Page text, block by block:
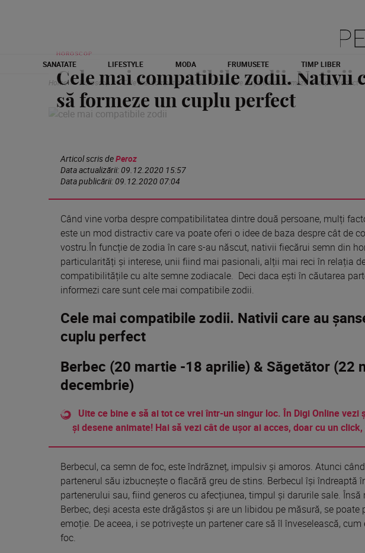
SANATATE LIFESTYLE MODA FRUMUSETE TIMP LIBER
Home
Horoscop Cele mai compatibile zodii. Nativii care au șanse să formeze un cuplu perfect
HOROSCOP
Cele mai compatibile zodii. Nativii
să formeze un cuplu perfect
Articol scris dePeroz
Data actualizării:09.12.2020 15:57
Data publicării:09.12.2020 07:04
Când vine vorba despre compatibilitatea dintre două persoane, mulți
este un mod distractiv care va poate oferi o idee de baza despre cât de
vostru.În funcție de zodia în care s-au născut, nativii fiecărui semn din
particularități și interese, unii fiind mai pasionali, alții mai reci în relația
compatibilitățile cu alte semne zodiacale. Deci daca ești în căutarea
informezi care suntcele mai compatibile zodii.
Cele mai compatibile zodii. Nativii care au
cuplu perfect
Berbec (20 martie -18 aprilie) & Săgetător (22
decembrie)
Uite ce bine e să ai tot ce vrei într-un singur loc. În Digi Online
și desene animate! Hai să vezi cât de ușor ai acces, doar cu un
Berbecul, ca semn de foc, este îndrăzneț, impulsiv și amoros. Atunci
partenerul său izbucnește o flacără greu de stins. Berbecul își îndreaptă
partenerului sau, fiind generos cu afecțiunea, timpul și darurile sale.
Berbec, deși acesta este drăgăstos și are un libidou pe măsură, se
emoție. De aceea, i se potrivește un partener care să îl înveselească,
foc.